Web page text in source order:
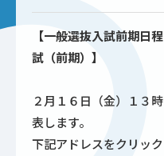
【一般選抜入試前期日
試（前期）】
２月１６日（金）１３
表します。
下記アドレスをクリッ